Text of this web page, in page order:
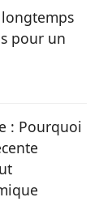
pour un
: Pourquoi